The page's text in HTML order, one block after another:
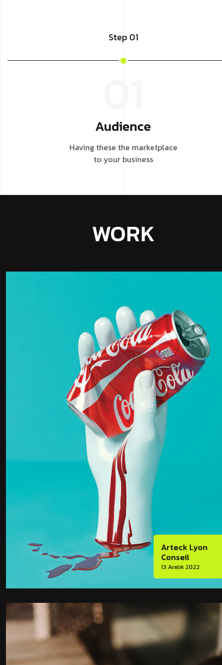
Step 01
Audience
Having these the marketplace
to your business
WORK
Arteck Lyon
Conseil
13 Aralık 2022